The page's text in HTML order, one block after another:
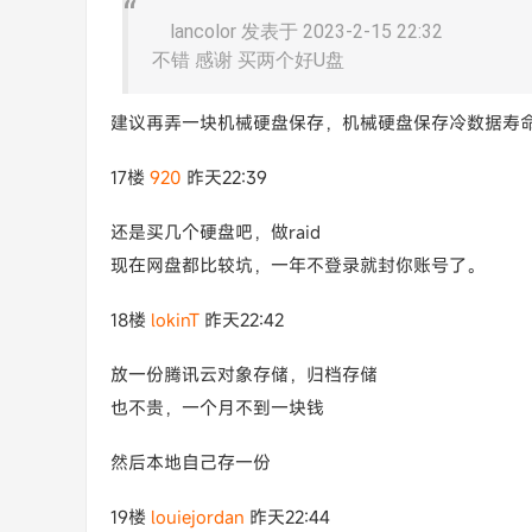
lancolor 发表于 2023-2-15 22:32
不错 感谢 买两个好U盘
建议再弄一块机械硬盘保存，机械硬盘保存冷数据寿
17楼 920 昨天22:39
还是买几个硬盘吧，做raid
现在网盘都比较坑，一年不登录就封你账号了。
18楼 lokinT 昨天22:42
放一份腾讯云对象存储，归档存储
也不贵，一个月不到一块钱
然后本地自己存一份
19楼 louiejordan 昨天22:44